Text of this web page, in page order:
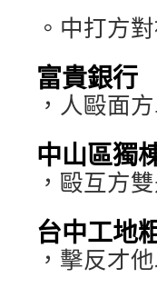
。中打方
富貴銀行
，人毆面
中山區獨
，毆互方
台中工地
，擊反才